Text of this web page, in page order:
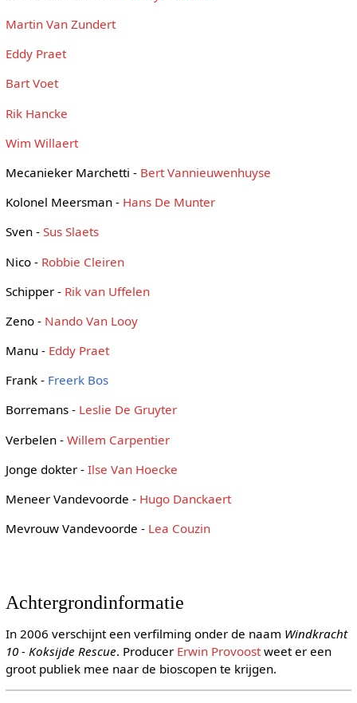
Martin Van Zundert
Eddy Praet
Bart Voet
Rik Hancke
Wim Willaert
Mecanieker Marchetti - Bert Vannieuwenhuyse
Kolonel Meersman - Hans De Munter
Sven - Sus Slaets
Nico - Robbie Cleiren
Schipper - Rik van Uffelen
Zeno - Nando Van Looy
Manu - Eddy Praet
Frank - Freerk Bos
Borremans - Leslie De Gruyter
Verbelen - Willem Carpentier
Jonge dokter - Ilse Van Hoecke
Meneer Vandevoorde - Hugo Danckaert
Mevrouw Vandevoorde - Lea Couzin
Achtergrondinformatie
In 2006 verschijnt een verfilming onder de naam Windkracht
10 - Koksijde Rescue. Producer Erwin Provoostweet er een
groot publiek mee naar de bioscopen te krijgen.